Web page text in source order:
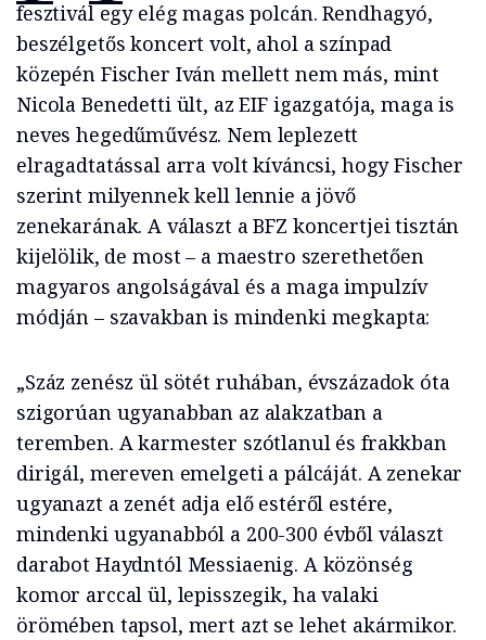
fesztivál egy elég magas polcán. Rendhagyó,
beszélgetős koncert volt, ahol a színpad
közepén Fischer Iván mellett nem más, mint
Nicola Benedetti ült, az EIF igazgatója, maga is
neves hegedűművész. Nem leplezett
elragadtatással arra volt kíváncsi, hogy Fischer
szerint milyennek kell lennie a jövő
zenekarának. A választ a BFZ koncertjei tisztán
kijelölik, de most – a maestro szerethetően
magyaros angolságával és a maga impulzív
módján – szavakban is mindenki megkapta:
„Száz zenész ül sötét ruhában, évszázadok óta
szigorúan ugyanabban az alakzatban a
teremben. A karmester szótlanul és frakkban
dirigál, mereven emelgeti a pálcáját. A zenekar
ugyanazt a zenét adja elő estéről estére,
mindenki ugyanabból a 200-300 évből választ
darabot Haydntól Messiaenig. A közönség
komor arccal ül, lepisszegik, ha valaki
örömében tapsol, mert azt se lehet akármikor.